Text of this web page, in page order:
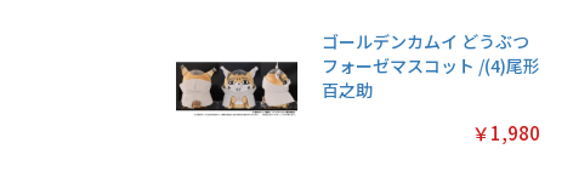
ゴールデンカムイ どうぶつ
フォーゼマスコット /(4)尾形
百之助
￥1,980